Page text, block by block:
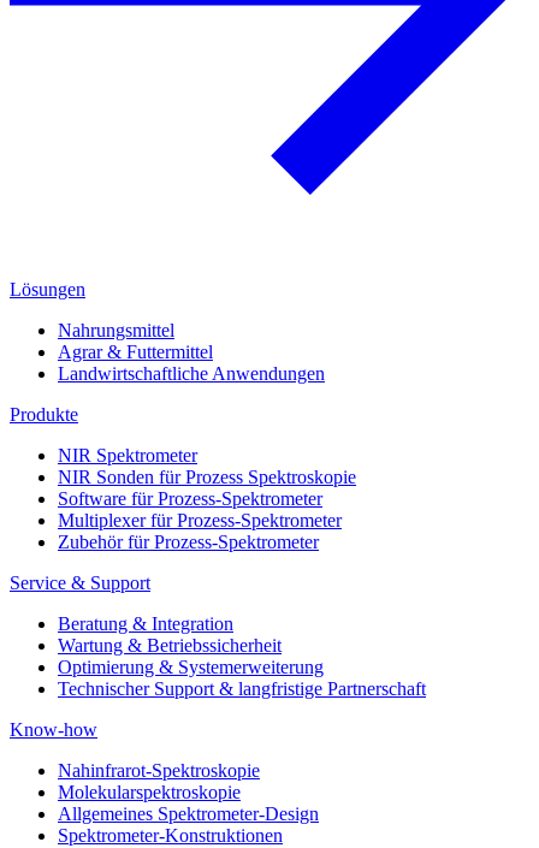
Lösungen
Nahrungsmittel
Agrar & Futtermittel
Landwirtschaftliche Anwendungen
Produkte
NIR Spektrometer
NIR Sonden für Prozess Spektroskopie
Software für Prozess-Spektrometer
Multiplexer für Prozess-Spektrometer
Zubehör für Prozess-Spektrometer
Service & Support
Beratung & Integration
Wartung & Betriebssicherheit
Optimierung & Systemerweiterung
Technischer Support & langfristige Partnerschaft
Know-how
Nahinfrarot-Spektroskopie
Molekularspektroskopie
Allgemeines Spektrometer-Design
Spektrometer-Konstruktionen